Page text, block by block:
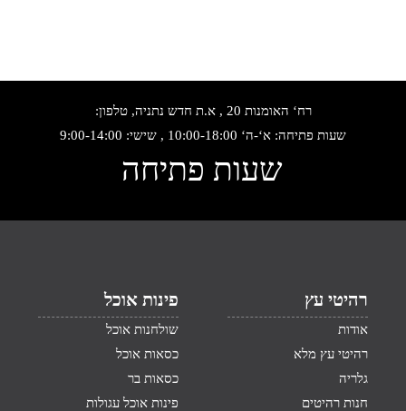
רח‘ האומנות 20 , א.ת חדש נתניה, טלפון:
שעות פתיחה: א‘-ה‘ 10:00-18:00 , שישי: 9:00-14:00
שעות פתיחה
רהיטי עץ
אודות
רהיטי עץ מלא
גלריה
חנות רהיטים
פינות אוכל
שולחנות אוכל
כסאות אוכל
כסאות בר
פינות אוכל עגולות